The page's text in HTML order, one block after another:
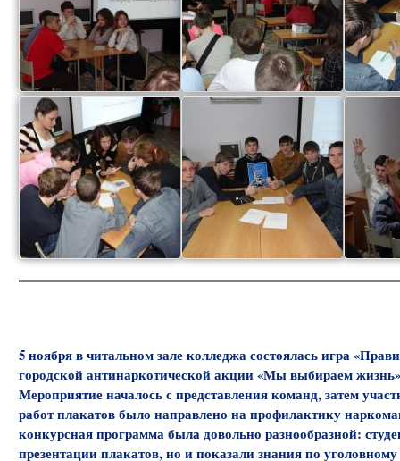
5 ноября в читальном зале колледжа состоялась игра
городской антинаркотической акции «Мы выбираем
Мероприятие началось с представления команд, затем
работ плакатов было направлено на профилактику
конкурсная программа была довольно разнообразной:
презентации плакатов, но и показали знания по